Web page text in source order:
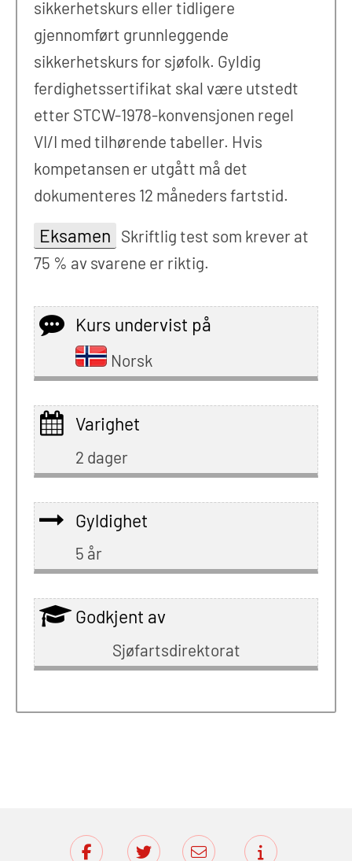
sikkerhetskurs eller tidligere
gjennomført grunnleggende
sikkerhetskurs for sjøfolk. Gyldig
ferdighetssertifikat skal være utstedt
etter STCW-1978-konvensjonen regel
VI/I med tilhørende tabeller. Hvis
kompetansen er utgått må det
dokumenteres 12 måneders fartstid.
Eksamen Skriftlig test som krever at
75 % av svarene er riktig.
Kurs undervist på
Norsk
Varighet
2 dager
Gyldighet
5 år
Godkjent av
Sjøfartsdirektorat